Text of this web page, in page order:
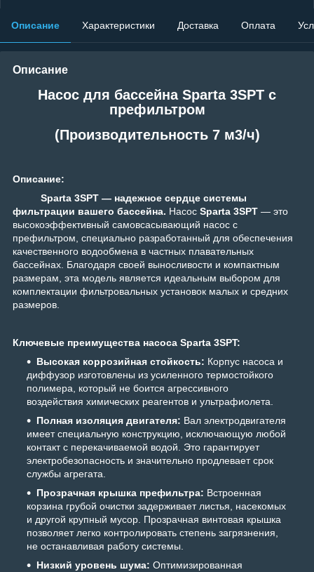
Описание Характеристики Доставка Оплата
Описание
Насос для бассейна Sparta 3SPT c
префильтром
(Производительность 7 м3/ч)
Описание:
Sparta 3SPT — надежное сердце системы
фильтрации вашего бассейна. Насос Sparta 3SPT — это
высокоэффективный самовсасывающий насос с
префильтром, специально разработанный для обеспечения
качественного водообмена в частных плавательных
бассейнах. Благодаря своей выносливости и компактным
размерам, эта модель является идеальным выбором для
комплектации фильтровальных установок малых и средних
размеров.
Ключевые преимущества насоса Sparta 3SPT:
Высокая коррозийная стойкость: Корпус насоса и
диффузор изготовлены из усиленного термостойкого
полимера, который не боится агрессивного
воздействия химических реагентов и ультрафиолета.
Полная изоляция двигателя: Вал электродвигателя
имеет специальную конструкцию, исключающую любой
контакт с перекачиваемой водой. Это гарантирует
электробезопасность и значительно продлевает срок
службы агрегата.
Прозрачная крышка префильтра: Встроенная
корзина грубой очистки задерживает листья, насекомых
и другой крупный мусор. Прозрачная винтовая крышка
позволяет легко контролировать степень загрязнения,
не останавливая работу системы.
Низкий уровень шума: Оптимизированная